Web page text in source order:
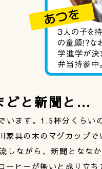
どと新聞と…
います。1.5杯分くらい
家具の木のマグカップで
しながら、新聞となな
ーヒーが無いと成り立ち